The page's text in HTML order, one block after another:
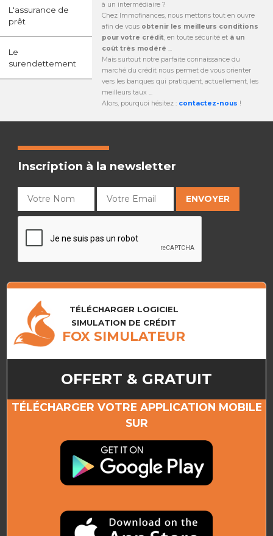
L'assurance de
prêt
Le
surendettement
à un intermédiaire ?
Chez Immofinances, nous mettons tout en ouvre
afin de vous obtenir les meilleurs conditions
pour votre crédit, en toute sécurité et à un
coût très modéré ...
Mais surtout notre parfaite connaissance du
marché du crédit nous permet de vous orienter
vers les banques qui pratiquent, actuellement, les
meilleurs taux ...
Alors, pourquoi hésitez : contactez-nous !
Inscription à la newsletter
TÉLÉCHARGER LOGICIEL
SIMULATION DE CRÉDIT
FOX SIMULATEUR
OFFERT & GRATUIT
TÉLÉCHARGER VOTRE APPLICATION MOBILE
SUR